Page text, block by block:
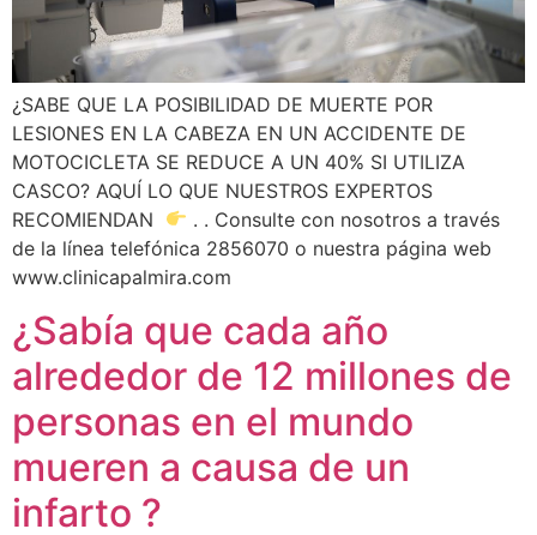
¿SABE QUE LA POSIBILIDAD DE MUERTE POR
LESIONES EN LA CABEZA EN UN ACCIDENTE DE
MOTOCICLETA SE REDUCE A UN 40% SI UTILIZA
CASCO? AQUÍ LO QUE NUESTROS EXPERTOS
RECOMIENDAN
. . Consulte con nosotros a través
de la línea telefónica 2856070 o nuestra página web
www.clinicapalmira.com
¿Sabía que cada año
alrededor de 12 millones de
personas en el mundo
mueren a causa de un
infarto ?